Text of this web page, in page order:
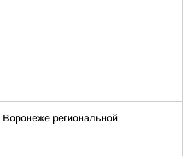
региональной